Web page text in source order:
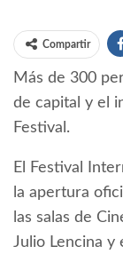
Compartir
Más de 300
de capital y el
Festival.
El Festival
la apertura
las salas de
Julio Lencina y